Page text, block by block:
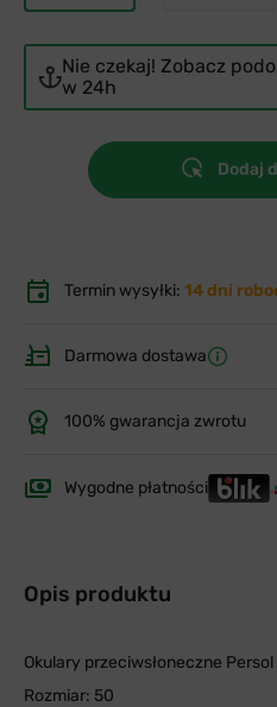
Nie czekaj! Zobacz
w 24h
Dodaj
Termin wysyłki: 14 dni
Darmowa dostawa
100% gwarancja zwrotu
Wygodne płatności
Opis produktu
Okulary przeciwsłoneczne
Rozmiar: 50